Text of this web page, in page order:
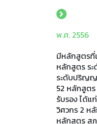
พ.ศ. 2556
มีหลักสูตร
หลักสูตร ร
ระดับปริญญ
52 หลักสูต
รับรอง ได้แ
วิศวกร 2 ห
หลักสูตร ส